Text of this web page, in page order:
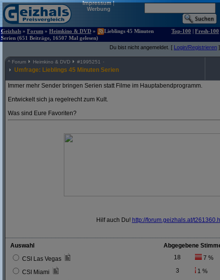
Impressum|
Werbung
Geizhals » Forum » Heimkino & DVD »
Lieblings 45 Minuten
Serien (651 Beiträge, 16507 Mal gelesen)
Top-100 | Fresh-100
Du bist nicht angemeldet. [ Login/Registrieren ]
^ Forum Heimkino & DVD #1995251
Umfrage: Lieblings 45 Minuten Serien
Immer mehr Sender bringen Serien statt Filme im Hauptabendprogramm.
Entwickelt sich ja regelrecht zum Kult.
Was sind Eure Favoriten?
Hilf auch Du! http://forum.geizhals.at/
Auswahl
Abgegebene
CSI Las Vegas
18 7 %
CSI Miami 3 1 %